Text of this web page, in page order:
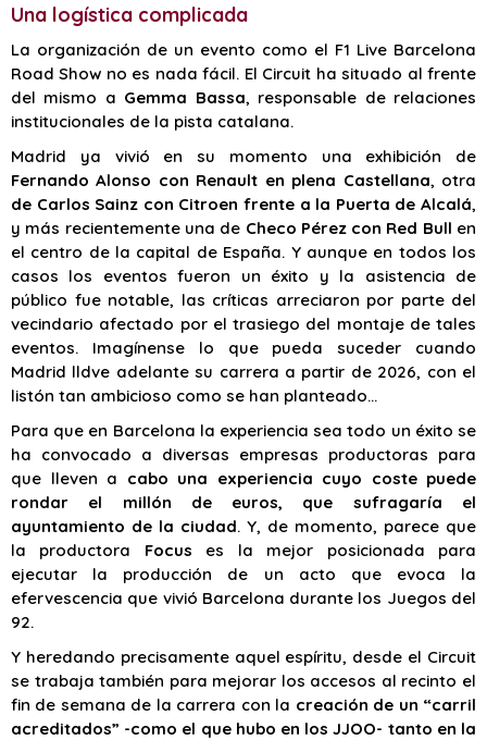
Una logística complicada
La organización de un evento como el F1 Live Barcelona
Road Show no es nada fácil. El Circuit ha situado al frente
del mismo a Gemma Bassa, responsable de relaciones
institucionales de la pista catalana.
Madrid ya vivió en su momento una exhibición de
Fernando Alonso con Renault en plena Castellana, otra
de Carlos Sainz con Citroen frente a la Puerta de Alcalá,
y más recientemente una de Checo Pérez con Red Bull en
el centro de la capital de España. Y aunque en todos los
casos los eventos fueron un éxito y la asistencia de
público fue notable, las críticas arreciaron por parte del
vecindario afectado por el trasiego del montaje de tales
eventos. Imagínense lo que pueda suceder cuando
Madrid lldve adelante su carrera a partir de 2026, con el
listón tan ambicioso como se han planteado…
Para que en Barcelona la experiencia sea todo un éxito se
ha convocado a diversas empresas productoras para
que lleven a cabo una experiencia cuyo coste puede
rondar el millón de euros, que sufragaría el
ayuntamiento de la ciudad. Y, de momento, parece que
la productora Focus es la mejor posicionada para
ejecutar la producción de un acto que evoca la
efervescencia que vivió Barcelona durante los Juegos del
92.
Y heredando precisamente aquel espíritu, desde el Circuit
se trabaja también para mejorar los accesos al recinto el
fin de semana de la carrera con la creación de un “carril
acreditados” -como el que hubo en los JJOO- tanto en la